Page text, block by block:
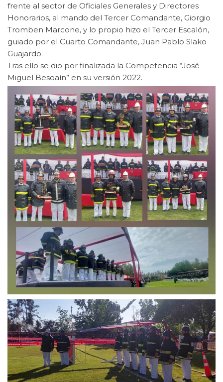
frente al sector de Oficiales Generales y Directores
Honorarios, al mando del Tercer Comandante, Giorgio
Tromben Marcone, y lo propio hizo el Tercer Escalón,
guiado por el Cuarto Comandante, Juan Pablo Slako
Guajardo.
Tras ello se dio por finalizada la Competencia “José
Miguel Besoaín” en su versión 2022.